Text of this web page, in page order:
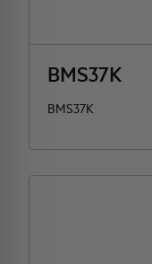
BMS37K
BMS37K